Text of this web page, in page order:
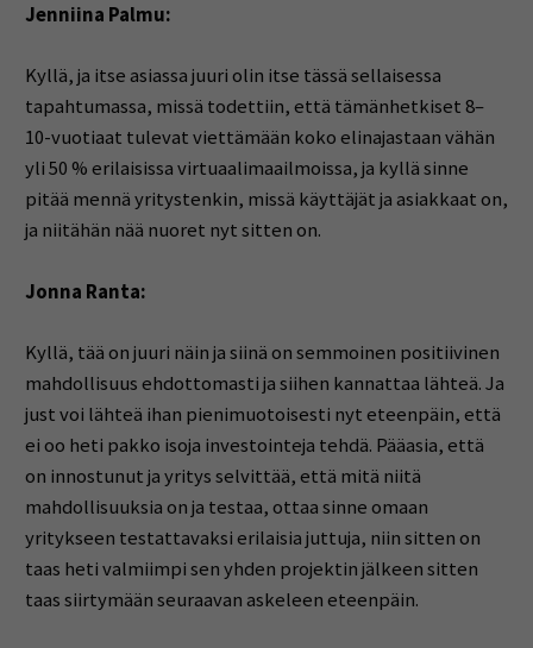
Jenniina Palmu:
Kyllä, ja itse asiassa juuri olin itse tässä sellaisessa
tapahtumassa, missä todettiin, että tämänhetkiset 8–
10-vuotiaat tulevat viettämään koko elinajastaan vähän
yli 50 % erilaisissa virtuaalimaailmoissa, ja kyllä sinne
pitää mennä yritystenkin, missä käyttäjät ja asiakkaat on,
ja niitähän nää nuoret nyt sitten on.
Jonna Ranta:
Kyllä, tää on juuri näin ja siinä on semmoinen positiivinen
mahdollisuus ehdottomasti ja siihen kannattaa lähteä. Ja
just voi lähteä ihan pienimuotoisesti nyt eteenpäin, että
ei oo heti pakko isoja investointeja tehdä. Pääasia, että
on innostunut ja yritys selvittää, että mitä niitä
mahdollisuuksia on ja testaa, ottaa sinne omaan
yritykseen testattavaksi erilaisia juttuja, niin sitten on
taas heti valmiimpi sen yhden projektin jälkeen sitten
taas siirtymään seuraavan askeleen eteenpäin.